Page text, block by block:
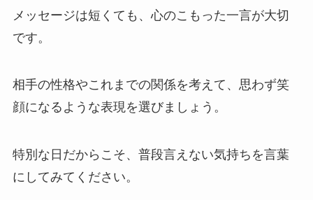
メッセージは短くても、心のこもった一言が大切
です。
相手の性格やこれまでの関係を考えて、思わず笑
顔になるような表現を選びましょう。
特別な日だからこそ、普段言えない気持ちを言葉
にしてみてください。